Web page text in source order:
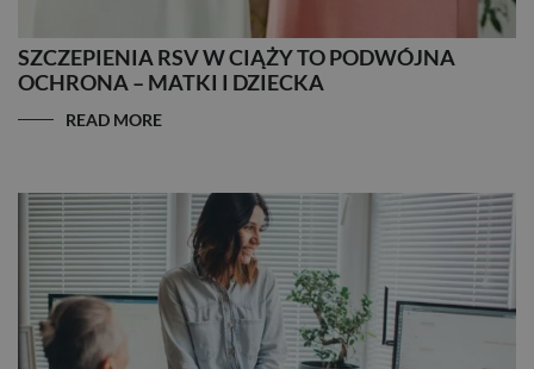
SZCZEPIENIA RSV W CIĄŻY TO PODWÓJNA
OCHRONA – MATKI I DZIECKA
READ MORE